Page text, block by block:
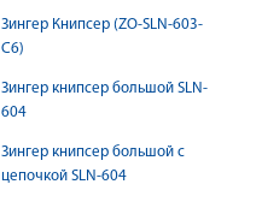
Зингер Книпсер (ZO-SLN-603-
C6)
Зингер книпсер большой SLN-
604
Зингер книпсер большой с
цепочкой SLN-604